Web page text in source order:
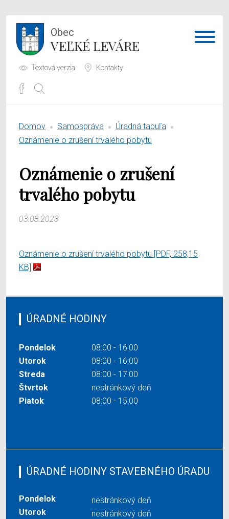
Obec
VEĽKÉ LEVÁRE
Textová verzia Kontakty
Samospráva
Domov Samospráva
Úradná tabuľa
Oznámenie o zrušení trvalého pobytu
Oznámenie o zrušení
trvalého pobytu
03.08.2023
Oznámenie o zrušení trvalého pobytu [PDF, 258,15
KB]
ÚRADNÉ HODINY
Pondelok
08:00 - 16:00
Utorok
08:00 - 16:00
Streda
08:00 - 17:00
Štvrtok
nestránkový deň
Piatok
08:00 - 15:00
ÚRADNÉ HODINY STAVEBNÉHO ÚRADU
Pondelok
nestránkový deň
Utorok
nestránkový deň